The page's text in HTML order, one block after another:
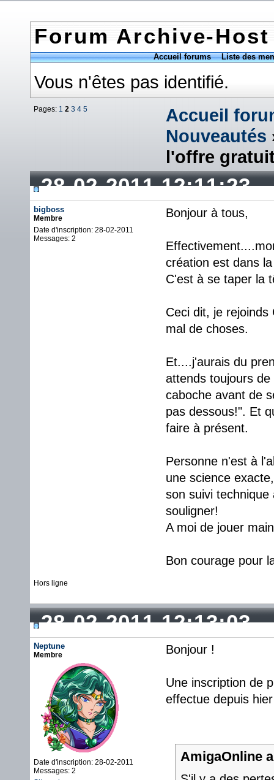
Forum Archive-Host
Accueil forums Liste des
Vous n'êtes pas identifié.
Pages: 1 2 3 4 5
Accueil
Nouveautés
l'offre
28-02-2011 12:11:23
bigboss
Membre
Date d'inscription: 28-02-2011
Messages: 2
Bonjour à tous,
création est dans
C'est à se taper la
Ceci dit, je
mal de choses.
Et....j'aurais du
attends toujours
caboche avant de
pas dessous!". Et
faire à présent.
Personne n'est à
une science
son suivi
souligner!
A moi de jouer
Bon courage pour
Hors ligne
28-02-2011 12:13:03
Neptune
Membre
Date d'inscription: 28-02-2011
Messages: 2
Bonjour !
Une inscription de
effectue depuis hier
AmigaOnline